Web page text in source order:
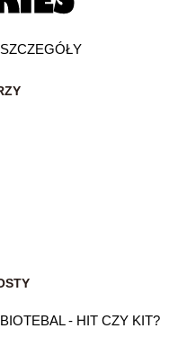
- HIT CZY KIT?